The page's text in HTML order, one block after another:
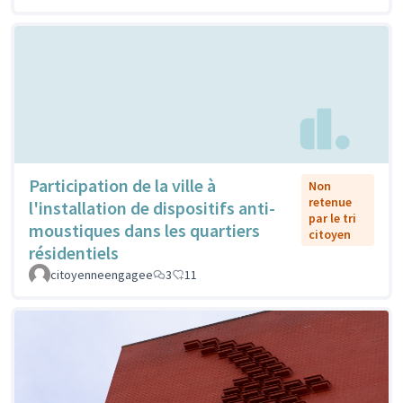
Participation de la ville à
l'installation de dispositifs anti-
moustiques dans les quartiers
résidentiels
Non
retenue
par le tri
citoyen
citoyenneengagee 3 11